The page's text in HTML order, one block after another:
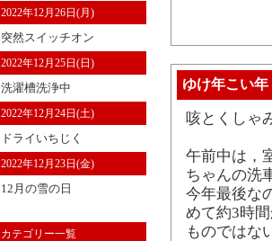
2022年12月26日(月)
突然スイッチオン
2022年12月25日(日)
洗濯槽洗浄中
2022年12月24日(土)
ドライいちじく
2022年12月23日(金)
12月の雪の日
カテゴリー一覧
ゆけ年こい年
咳とくしゃ
午前中は，
ちゃんの洗
今年最後な
めて約3時
ものではな